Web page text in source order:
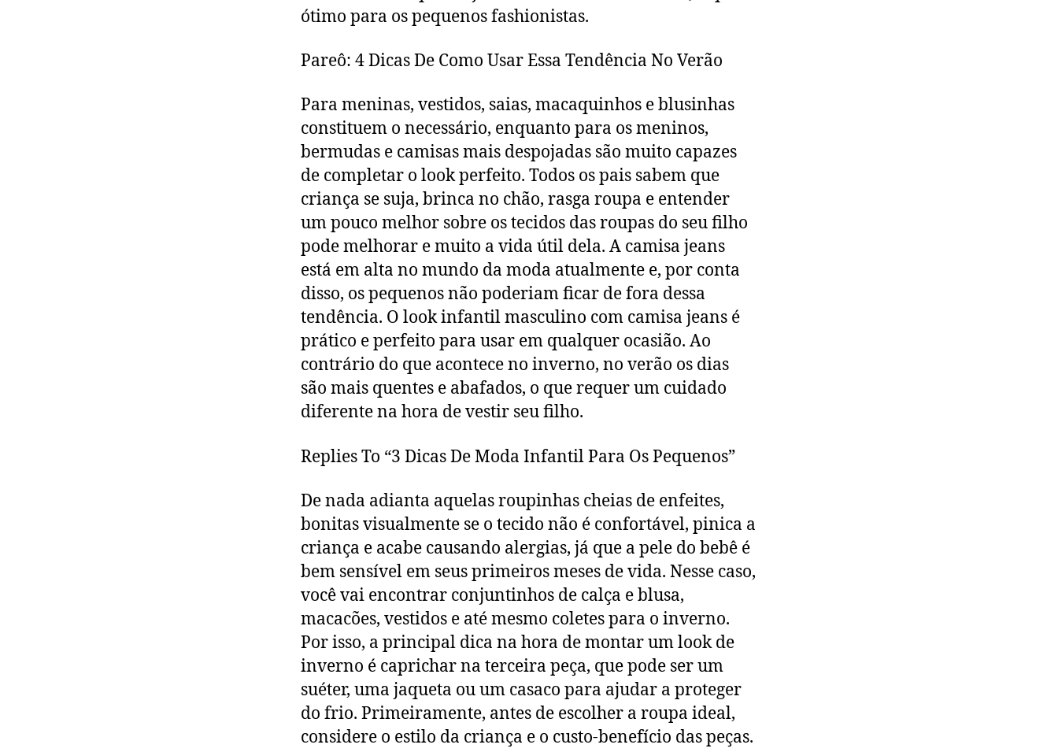
ótimo para os pequenos fashionistas.
Pareô: 4 Dicas De Como Usar Essa Tendência No Verão
Para meninas, vestidos, saias, macaquinhos e blusinhas
constituem o necessário, enquanto para os meninos,
bermudas e camisas mais despojadas são muito capazes
de completar o look perfeito. Todos os pais sabem que
criança se suja, brinca no chão, rasga roupa e entender
um pouco melhor sobre os tecidos das roupas do seu filho
pode melhorar e muito a vida útil dela. A camisa jeans
está em alta no mundo da moda atualmente e, por conta
disso, os pequenos não poderiam ficar de fora dessa
tendência. O look infantil masculino com camisa jeans é
prático e perfeito para usar em qualquer ocasião. Ao
contrário do que acontece no inverno, no verão os dias
são mais quentes e abafados, o que requer um cuidado
diferente na hora de vestir seu filho.
Replies To “3 Dicas De Moda Infantil Para Os Pequenos”
De nada adianta aquelas roupinhas cheias de enfeites,
bonitas visualmente se o tecido não é confortável, pinica a
criança e acabe causando alergias, já que a pele do bebê é
bem sensível em seus primeiros meses de vida. Nesse caso,
você vai encontrar conjuntinhos de calça e blusa,
macacões, vestidos e até mesmo coletes para o inverno.
Por isso, a principal dica na hora de montar um look de
inverno é caprichar na terceira peça, que pode ser um
suéter, uma jaqueta ou um casaco para ajudar a proteger
do frio. Primeiramente, antes de escolher a roupa ideal,
considere o estilo da criança e o custo-benefício das peças.